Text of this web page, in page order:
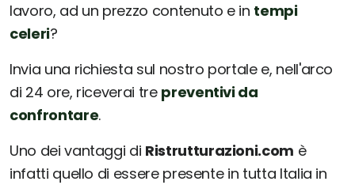
lavoro, ad un prezzo contenuto e in tempi
celeri?
Invia una richiesta sul nostro portale e, nell'arco
di 24 ore, riceverai tre preventivi da
confrontare.
Uno dei vantaggi di Ristrutturazioni.com è
infatti quello di essere presente in tutta Italia in